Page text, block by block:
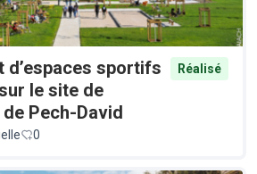
d’espaces sportifs
le site de
Pech-David
Réalisé
0